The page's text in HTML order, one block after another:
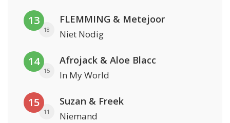
13
18
FLEMMING & Metejoor
Niet Nodig
14
15
Afrojack & Aloe Blacc
In My World
15
11
Suzan & Freek
Niemand